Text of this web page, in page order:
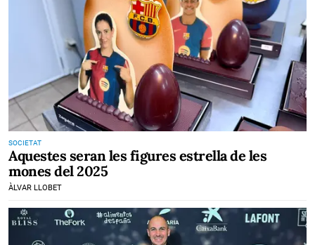
SOCIETAT
Aquestes seran les figures estrella de les
mones del 2025
ÀLVAR LLOBET